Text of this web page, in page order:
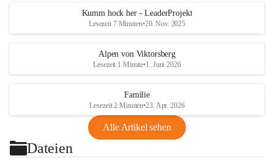
Kumm hock her - LeaderProjekt
Lesezeit 7 Minuten•20. Nov. 2025
Alpen von Viktorsberg
Lesezeit 1 Minute•1. Juni 2026
Familie
Lesezeit 2 Minuten•23. Apr. 2026
Alle Artikel sehen
Dateien